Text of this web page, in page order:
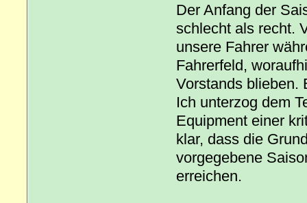
Der Anfang der
schlecht als recht.
unsere Fahrer
Fahrerfeld,
Vorstands blieben.
Ich unterzog dem
Equipment einer
klar, dass die
vorgegebene
erreichen.